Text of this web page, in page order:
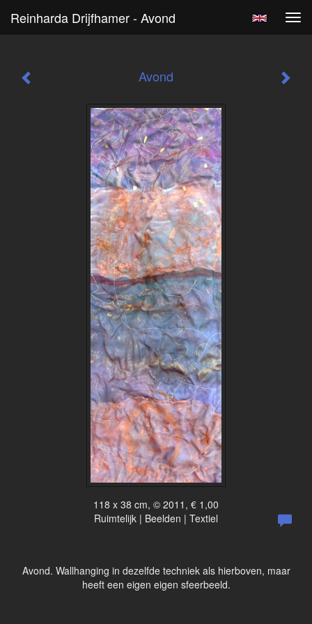
Reinharda Drijfhamer - Avond
Avond
118 x 38 cm, © 2011, € 1,00
Ruimtelijk | Beelden | Textiel
Avond. Wallhanging in dezelfde techniek als hierboven, maar
heeft een eigen eigen sfeerbeeld.